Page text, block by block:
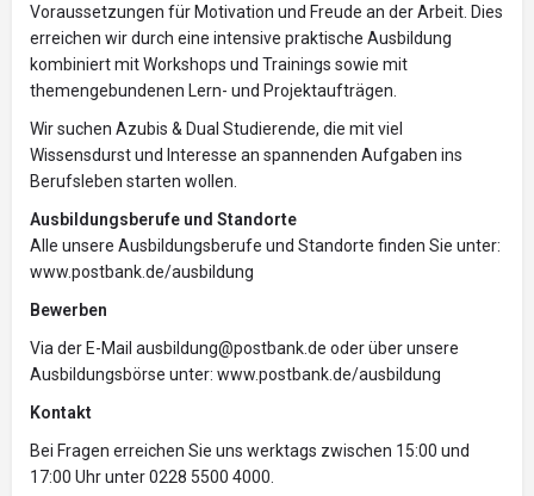
Voraussetzungen für Motivation und Freude an der Arbeit. Dies
erreichen wir durch eine intensive praktische Ausbildung
kombiniert mit Workshops und Trainings sowie mit
themengebundenen Lern- und Projektaufträgen.
Wir suchen Azubis & Dual Studierende, die mit viel
Wissensdurst und Interesse an spannenden Aufgaben ins
Berufsleben starten wollen.
Ausbildungsberufe und Standorte
Alle unsere Ausbildungsberufe und Standorte finden Sie unter:
www.postbank.de/ausbildung
Bewerben
Via der E-Mail ausbildung@postbank.de oder über unsere
Ausbildungsbörse unter: www.postbank.de/ausbildung
Kontakt
Bei Fragen erreichen Sie uns werktags zwischen 15:00 und
17:00 Uhr unter 0228 5500 4000.